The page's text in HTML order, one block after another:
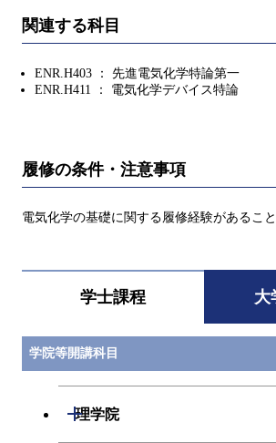
関連する科目
ENR.H403 ： 先進電気化学特論第一
ENR.H411 ： 電気化学デバイス特論
履修の条件・注意事項
電気化学の基礎に関する履修経験があるこ
学士課程 大
学院等開講科目
理学院
開閉